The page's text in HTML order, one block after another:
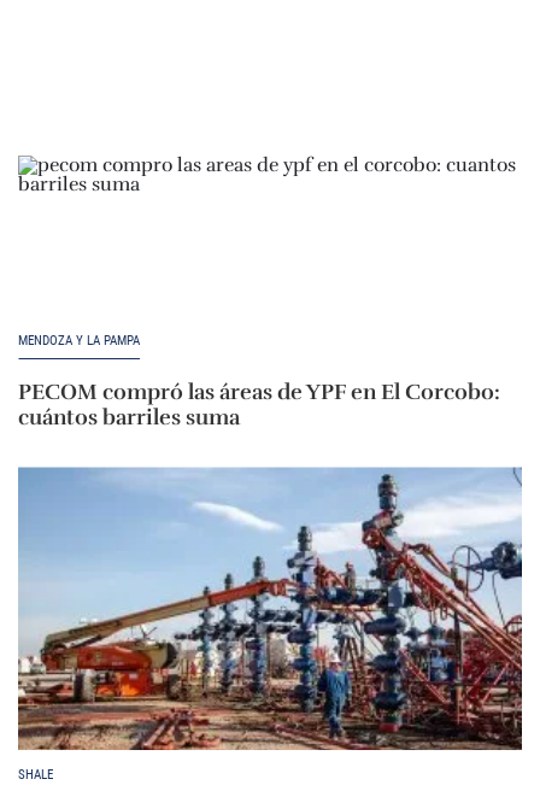
MENDOZA Y LA PAMPA
PECOM compró las áreas de YPF en El Corcobo:
cuántos barriles suma
SHALE